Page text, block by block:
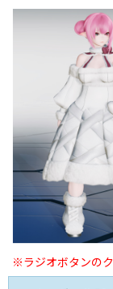
※ラジオボタンの